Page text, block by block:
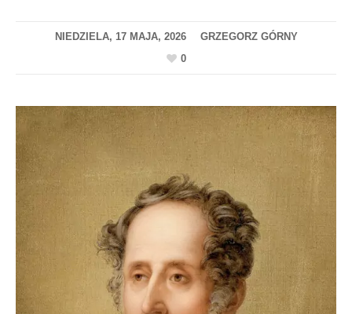
NIEDZIELA, 17 MAJA, 2026
0